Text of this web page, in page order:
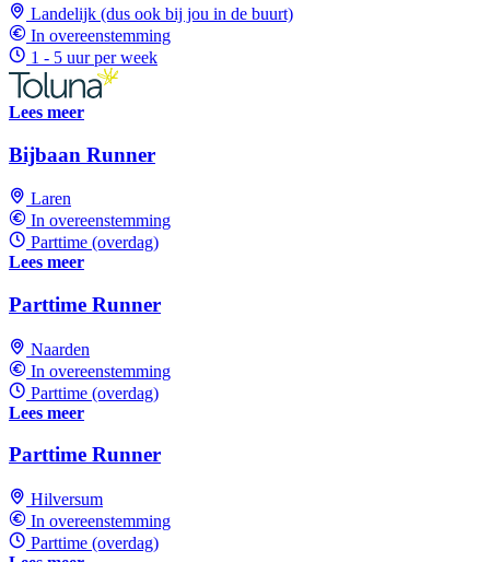
Landelijk (dus ook bij jou in de buurt)
In overeenstemming
1 - 5 uur per week
Lees meer
Bijbaan Runner
Laren
In overeenstemming
Parttime (overdag)
Lees meer
Parttime Runner
Naarden
In overeenstemming
Parttime (overdag)
Lees meer
Parttime Runner
Hilversum
In overeenstemming
Parttime (overdag)